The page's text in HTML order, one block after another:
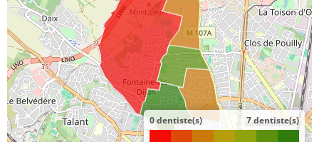
0 dentiste(s) 7 dentiste(s)